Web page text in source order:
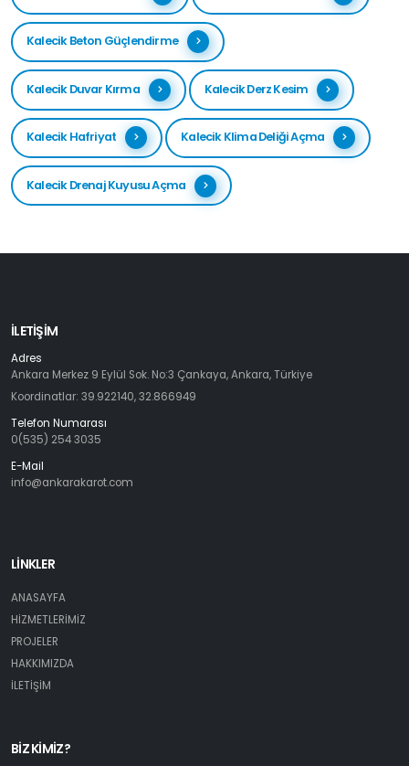
Kalecik Beton Güçlendirme
Kalecik Duvar Kırma Kalecik Derz Kesim
Kalecik Hafriyat Kalecik Klima Deliği Açma
Kalecik Drenaj Kuyusu Açma
İLETIŞIM
Adres
Ankara Merkez 9 Eylül Sok. No:3 Çankaya, Ankara, Türkiye
Koordinatlar: 39.922140, 32.866949
Telefon Numarası
0(535) 254 3035
E-Mail
info@ankarakarot.com
LİNKLER
ANASAYFA
HİZMETLERİMİZ
PROJELER
HAKKIMIZDA
İLETİŞİM
BİZ KİMİZ?